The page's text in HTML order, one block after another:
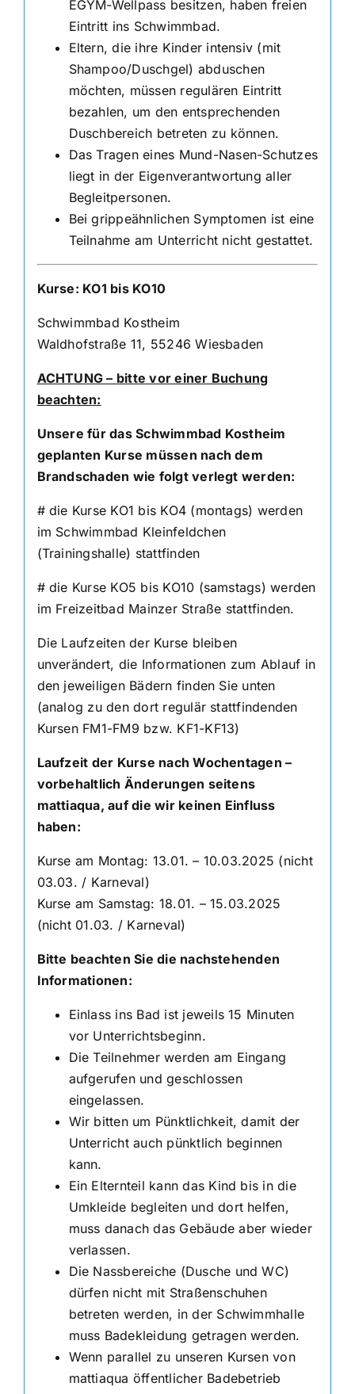
EGYM-Wellpass besitzen, haben freien
Eintritt ins Schwimmbad.
Eltern, die ihre Kinder intensiv (mit
Shampoo/Duschgel) abduschen
möchten, müssen regulären Eintritt
bezahlen, um den entsprechenden
Duschbereich betreten zu können.
Das Tragen eines Mund-Nasen-Schutzes
liegt in der Eigenverantwortung aller
Begleitpersonen.
Bei grippeähnlichen Symptomen ist eine
Teilnahme am Unterricht nicht gestattet.
Kurse: KO1 bis KO10
Schwimmbad Kostheim
Waldhofstraße 11, 55246 Wiesbaden
ACHTUNG – bitte vor einer Buchung
beachten:
Unsere für das Schwimmbad Kostheim
geplanten Kurse müssen nach dem
Brandschaden wie folgt verlegt werden:
# die Kurse KO1 bis KO4 (montags) werden
im Schwimmbad Kleinfeldchen
(Trainingshalle) stattfinden
# die Kurse KO5 bis KO10 (samstags) werden
im Freizeitbad Mainzer Straße stattfinden.
Die Laufzeiten der Kurse bleiben
unverändert, die Informationen zum Ablauf in
den jeweiligen Bädern finden Sie unten
(analog zu den dort regulär stattfindenden
Kursen FM1-FM9 bzw. KF1-KF13)
Laufzeit der Kurse nach Wochentagen –
vorbehaltlich Änderungen seitens
mattiaqua, auf die wir keinen Einfluss
haben:
Kurse am Montag: 13.01. – 10.03.2025 (nicht
03.03. / Karneval)
Kurse am Samstag: 18.01. – 15.03.2025
(nicht 01.03. / Karneval)
Bitte beachten Sie die nachstehenden
Informationen:
Einlass ins Bad ist jeweils 15 Minuten
vor Unterrichtsbeginn.
Die Teilnehmer werden am Eingang
aufgerufen und geschlossen
eingelassen.
Wir bitten um Pünktlichkeit, damit der
Unterricht auch pünktlich beginnen
kann.
Ein Elternteil kann das Kind bis in die
Umkleide begleiten und dort helfen,
muss danach das Gebäude aber wieder
verlassen.
Die Nassbereiche (Dusche und WC)
dürfen nicht mit Straßenschuhen
betreten werden, in der Schwimmhalle
muss Badekleidung getragen werden.
Wenn parallel zu unseren Kursen von
mattiaqua öffentlicher Badebetrieb